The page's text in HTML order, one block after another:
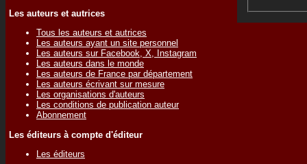
Les auteurs et autrices
Tous les auteurs et autrices
Les auteurs ayant un site personnel
Les auteurs sur Facebook, X, Instagram
Les auteurs dans le monde
Les auteurs de France par département
Les auteurs écrivant sur mesure
Les organisations d'auteurs
Les conditions de publication auteur
Abonnement
Les éditeurs à compte d'éditeur
Les éditeurs